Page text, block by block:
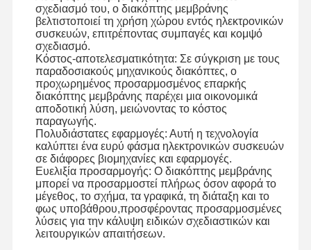
σχεδιασμό του, ο διακόπτης μεμβράνης
βελτιστοποιεί τη χρήση χώρου εντός ηλεκτρονικών
συσκευών, επιτρέποντας συμπαγές και κομψό
σχεδιασμό.
Κόστος-αποτελεσματικότητα: Σε σύγκριση με τους
παραδοσιακούς μηχανικούς διακόπτες, ο
προχωρημένος προσαρμοσμένος επαρκής
διακόπτης μεμβράνης παρέχει μια οικονομικά
αποδοτική λύση, μειώνοντας το κόστος
παραγωγής.
Πολυδιάστατες εφαρμογές: Αυτή η τεχνολογία
καλύπτει ένα ευρύ φάσμα ηλεκτρονικών συσκευών
σε διάφορες βιομηχανίες και εφαρμογές.
Ευελιξία προσαρμογής: Ο διακόπτης μεμβράνης
μπορεί να προσαρμοστεί πλήρως όσον αφορά το
μέγεθος, το σχήμα, τα γραφικά, τη διάταξη και το
φως υποβάθρου,προσφέροντας προσαρμοσμένες
λύσεις για την κάλυψη ειδικών σχεδιαστικών και
λειτουργικών απαιτήσεων.